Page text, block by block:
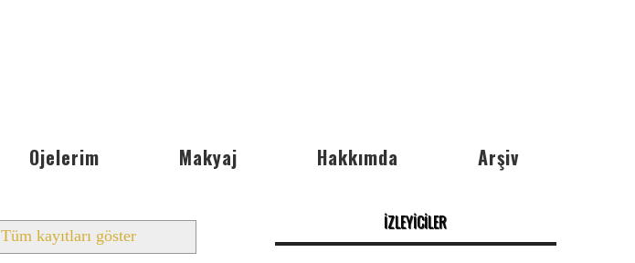
Ojelerim Makyaj Hakkımda Arşiv
Tüm kayıtları göster
İZLEYİCİLER